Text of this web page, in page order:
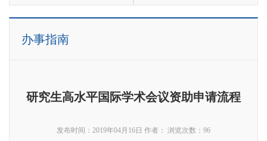
办事指南
研究生高水平国际学术会议资助申请流程
发布时间：2019年04月16日 作者： 浏览次数： 96